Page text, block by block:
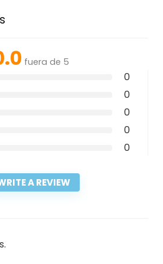
fuera de 5
0
0
0
0
0
A REVIEW